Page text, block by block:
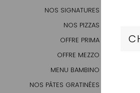
NOS SIGNATURES
NOS PIZZAS
OFFRE PRIMA
OFFRE MEZZO
MENU BAMBINO
NOS PÂTES GRATINÉES